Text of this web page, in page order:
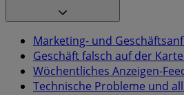
Marketing- und
Geschäft falsch auf der
Wöchentliches Anzeigen-
Technische Probleme und